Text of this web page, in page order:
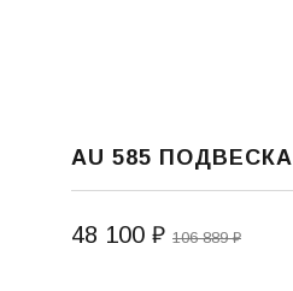
AU 585 ПОДВЕСКА
48 100 ₽ 106 889 ₽